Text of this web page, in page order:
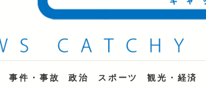
放送
事件・事故 政治 スポーツ 観光・経済